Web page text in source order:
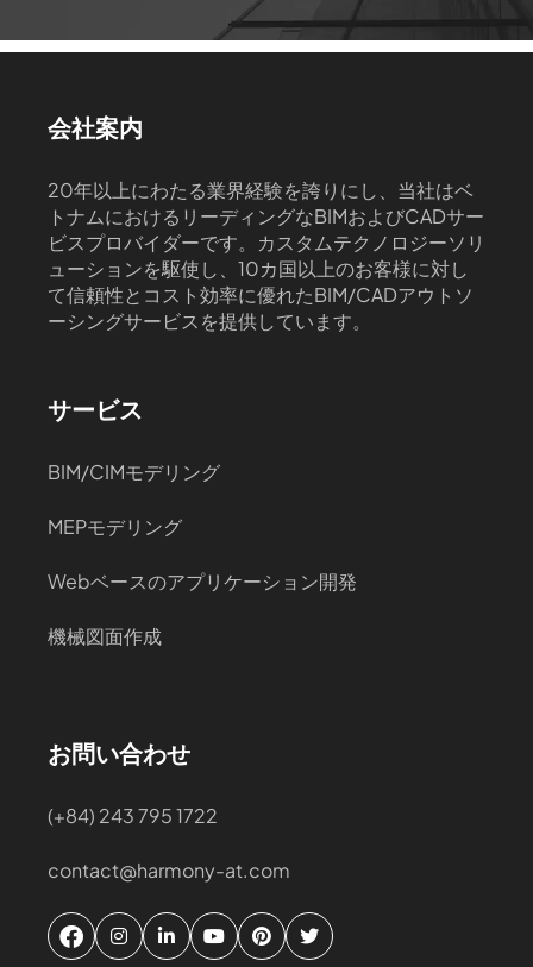
会社案内
20年以上にわたる業界経験を誇りにし、当社はベ
トナムにおけるリーディングなBIMおよびCADサー
ビスプロバイダーです。カスタムテクノロジーソリ
ューションを駆使し、10カ国以上のお客様に対し
て信頼性とコスト効率に優れたBIM/CADアウトソ
ーシングサービスを提供しています。
サービス
BIM/CIMモデリング
MEPモデリング
Webベースのアプリケーション開発
機械図面作成
お問い合わせ
(+84) 243 795 1722
contact@harmony-at.com